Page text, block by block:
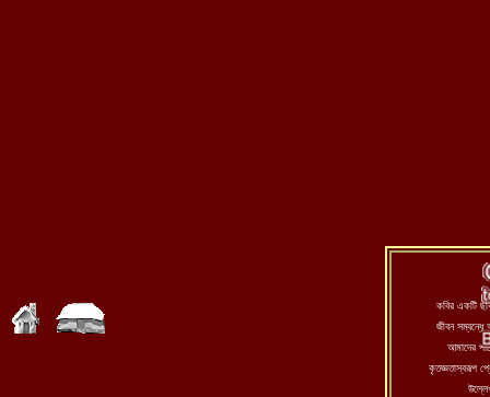
কবির একটি
জীবন
আমাদের
কৃতজ্ঞতাস্বরূপ